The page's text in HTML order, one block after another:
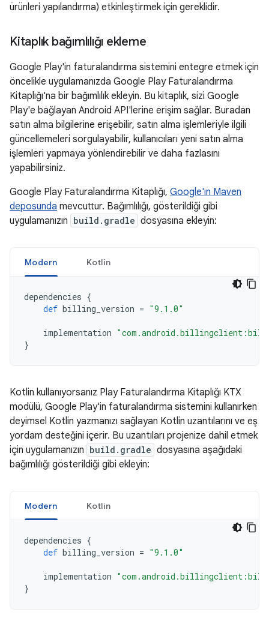
ürünleri yapılandırma) etkinleştirmek için gereklidir.
Kitaplık bağımlılığı ekleme
Google Play'in faturalandırma sistemini entegre etmek için
öncelikle uygulamanızda Google Play Faturalandırma
Kitaplığı'na bir bağımlılık ekleyin. Bu kitaplık, sizi Google
Play'e bağlayan Android API'lerine erişim sağlar. Buradan
satın alma bilgilerine erişebilir, satın alma işlemleriyle ilgili
güncellemeleri sorgulayabilir, kullanıcıları yeni satın alma
işlemleri yapmaya yönlendirebilir ve daha fazlasını
yapabilirsiniz.
Google Play Faturalandırma Kitaplığı, Google'ın Maven
deposunda mevcuttur. Bağımlılığı, gösterildiği gibi
uygulamanızın build.gradle dosyasına ekleyin:
Modern Kotlin
dependencies {
def billing_version = "9.1.0"
implementation
}
Kotlin kullanıyorsanız Play Faturalandırma Kitaplığı KTX
modülü, Google Play'in faturalandırma sistemini kullanırken
deyimsel Kotlin yazmanızı sağlayan Kotlin uzantılarını ve eş
yordam desteğini içerir. Bu uzantıları projenize dahil etmek
için uygulamanızın build.gradle dosyasına aşağıdaki
bağımlılığı gösterildiği gibi ekleyin:
Modern Kotlin
dependencies {
def billing_version = "9.1.0"
implementation
}